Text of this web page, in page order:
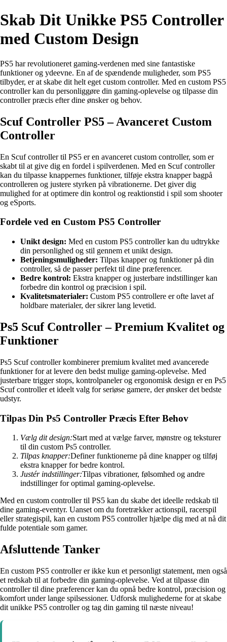
Skab Dit Unikke PS5 Controller
med Custom Design
PS5 har revolutioneret gaming-verdenen med sine fantastiske
funktioner og ydeevne. En af de spændende muligheder, som PS5
tilbyder, er at skabe dit helt eget custom controller. Med en custom PS5
controller kan du personliggøre din gaming-oplevelse og tilpasse din
controller præcis efter dine ønsker og behov.
Scuf Controller PS5 – Avanceret Custom
Controller
En Scuf controller til PS5 er en avanceret custom controller, som er
skabt til at give dig en fordel i spilverdenen. Med en Scuf controller
kan du tilpasse knappernes funktioner, tilføje ekstra knapper bagpå
controlleren og justere styrken på vibrationerne. Det giver dig
mulighed for at optimere din kontrol og reaktionstid i spil som shooter
og eSports.
Fordele ved en Custom PS5 Controller
Unikt design: Med en custom PS5 controller kan du udtrykke
din personlighed og stil gennem et unikt design.
Betjeningsmuligheder: Tilpas knapper og funktioner på din
controller, så de passer perfekt til dine præferencer.
Bedre kontrol: Ekstra knapper og justerbare indstillinger kan
forbedre din kontrol og præcision i spil.
Kvalitetsmaterialer: Custom PS5 controllere er ofte lavet af
holdbare materialer, der sikrer lang levetid.
Ps5 Scuf Controller – Premium Kvalitet og
Funktioner
Ps5 Scuf controller kombinerer premium kvalitet med avancerede
funktioner for at levere den bedst mulige gaming-oplevelse. Med
justerbare trigger stops, kontrolpaneler og ergonomisk design er en Ps5
Scuf controller et ideelt valg for seriøse gamere, der ønsker det bedste
udstyr.
Tilpas Din Ps5 Controller Præcis Efter Behov
Vælg dit design:Start med at vælge farver, mønstre og teksturer
til din custom Ps5 controller.
Tilpas knapper:Definer funktionerne på dine knapper og tilføj
ekstra knapper for bedre kontrol.
Justér indstillinger:Tilpas vibrationer, følsomhed og andre
indstillinger for optimal gaming-oplevelse.
Med en custom controller til PS5 kan du skabe det ideelle redskab til
dine gaming-eventyr. Uanset om du foretrækker actionspil, racerspil
eller strategispil, kan en custom PS5 controller hjælpe dig med at nå dit
fulde potentiale som gamer.
Afsluttende Tanker
En custom PS5 controller er ikke kun et personligt statement, men også
et redskab til at forbedre din gaming-oplevelse. Ved at tilpasse din
controller til dine præferencer kan du opnå bedre kontrol, præcision og
komfort under lange spilsessioner. Udforsk mulighederne for at skabe
dit unikke PS5 controller og tag din gaming til næste niveau!